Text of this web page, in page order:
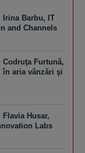
Irina Barbu, IT
and Channels
Furtună,
aria vânzări şi
Husar,
Labs